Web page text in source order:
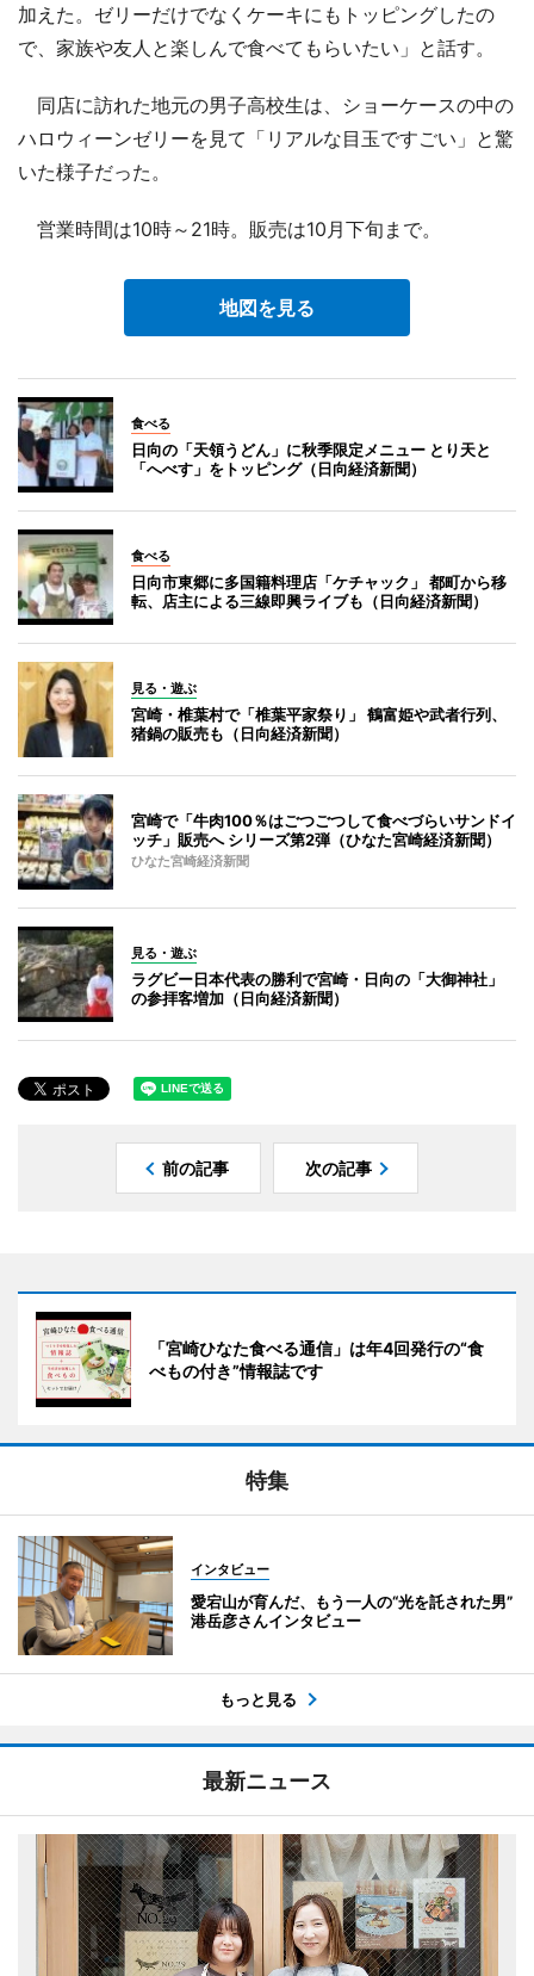
加えた。ゼリーだけでなくケーキにもトッピングしたの
で、家族や友人と楽しんで食べてもらいたい」と話す。
同店に訪れた地元の男子高校生は、ショーケースの中の
ハロウィーンゼリーを見て「リアルな目玉ですごい」と驚
いた様子だった。
営業時間は10時～21時。販売は10月下旬まで。
地図を見る
食べる
日向の「天領うどん」に秋季限定メニュー とり天と
「へべす」をトッピング（日向経済新聞）
食べる
日向市東郷に多国籍料理店「ケチャック」 都町から移
転、店主による三線即興ライブも（日向経済新聞）
見る・遊ぶ
宮崎・椎葉村で「椎葉平家祭り」 鶴富姫や武者行列、
猪鍋の販売も（日向経済新聞）
宮崎で「牛肉100％はごつごつして食べづらいサンドイ
ッチ」販売へ シリーズ第2弾（ひなた宮崎経済新聞）
ひなた宮崎経済新聞
見る・遊ぶ
ラグビー日本代表の勝利で宮崎・日向の「大御神社」
の参拝客増加（日向経済新聞）
前の記事 次の記事
「宮崎ひなた食べる通信」は年4回発行の“食
べもの付き”情報誌です
特集
インタビュー
愛宕山が育んだ、もう一人の“光を託された男”
港岳彦さんインタビュー
もっと見る
最新ニュース